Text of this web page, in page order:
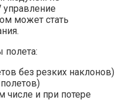
управление
может стать
без резких наклонов)
числе и при потере